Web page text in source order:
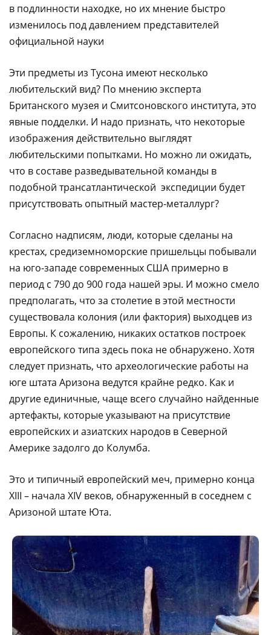
в подлинности находке, но их мнение быстро
изменилось под давлением представителей
официальной науки
Эти предметы из Тусона имеют несколько
любительский вид? По мнению эксперта
Британского музея и Смитсоновского института, это
явные подделки. И надо признать, что некоторые
изображения действительно выглядят
любительскими попытками. Но можно ли ожидать,
что в составе разведывательной команды в
подобной трансатлантической экспедиции будет
присутствовать опытный мастер-металлург?
Согласно надписям, люди, которые сделаны на
крестах, средиземноморские пришельцы побывали
на юго-западе современных США примерно в
период с 790 до 900 года нашей эры. И можно смело
предполагать, что за столетие в этой местности
существовала колония (или фактория) выходцев из
Европы. К сожалению, никаких остатков построек
европейского типа здесь пока не обнаружено. Хотя
следует признать, что археологические работы на
юге штата Аризона ведутся крайне редко. Как и
другие единичные, чаще всего случайно найденные
артефакты, которые указывают на присутствие
европейских и азиатских народов в Северной
Америке задолго до Колумба.
Это и типичный европейский меч, примерно конца
XIII – начала XIV веков, обнаруженный в соседнем с
Аризоной штате Юта.